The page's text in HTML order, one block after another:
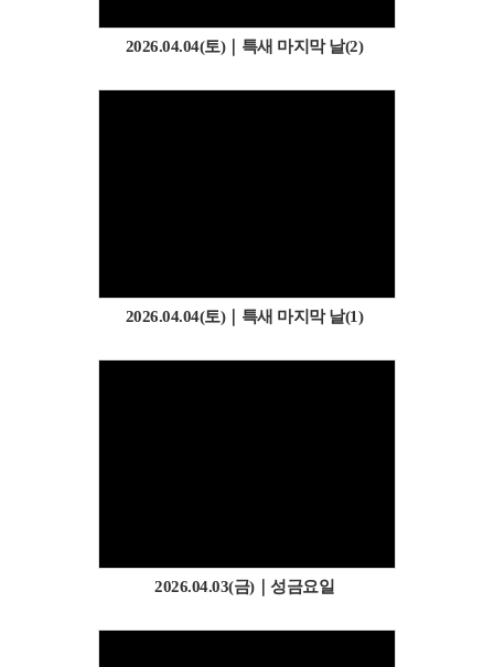
2026.04.04(토)｜특새 마지막 날(2)
2026.04.04(토)｜특새 마지막 날(1)
2026.04.03(금)｜성금요일